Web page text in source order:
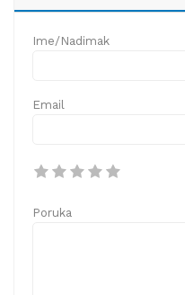
Ime/Nadimak
Email
Poruka